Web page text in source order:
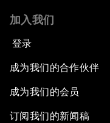
加入我们
登录
成为我们的合作伙伴
成为我们的会员
订阅我们的新闻稿